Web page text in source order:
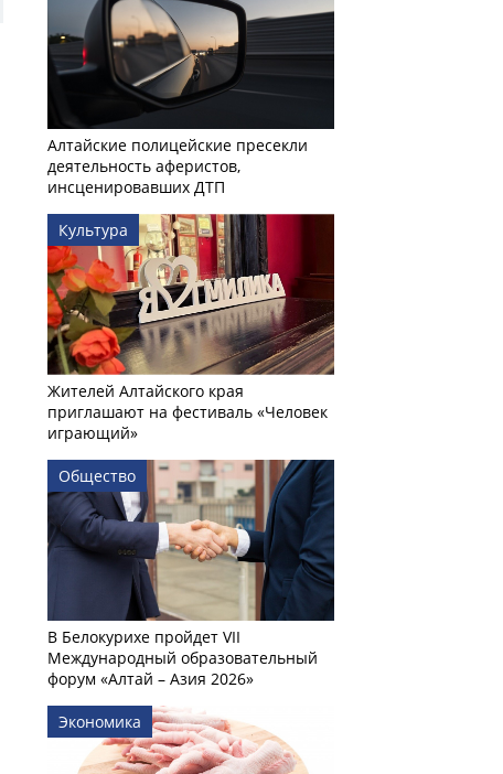
Алтайские полицейские пресекли
деятельность аферистов,
инсценировавших ДТП
Культура
Жителей Алтайского края
приглашают на фестиваль «Человек
играющий»
Общество
В Белокурихе пройдет VII
Международный образовательный
форум «Алтай – Азия 2026»
Экономика